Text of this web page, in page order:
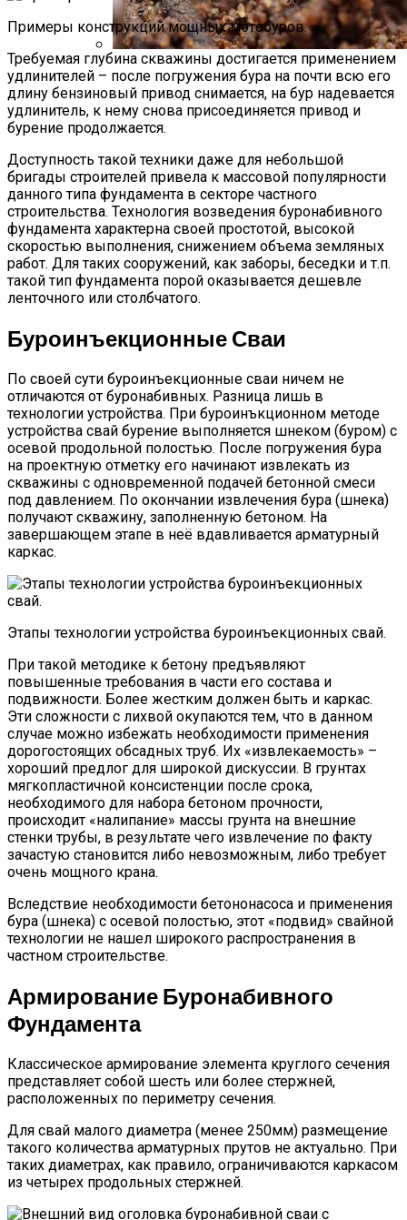
Стратификация Семян
Примеры конструкций мощных мотобуров.
Требуемая глубина скважины достигается применением
удлинителей – после погружения бура на почти всю его
длину бензиновый привод снимается, на бур надевается
удлинитель, к нему снова присоединяется привод и
бурение продолжается.
Доступность такой техники даже для небольшой
бригады строителей привела к массовой популярности
данного типа фундамента в секторе частного
строительства. Технология возведения буронабивного
фундамента характерна своей простотой, высокой
скоростью выполнения, снижением объема земляных
работ. Для таких сооружений, как заборы, беседки и т.п.
такой тип фундамента порой оказывается дешевле
ленточного или столбчатого.
Буроинъекционные Сваи
По своей сути буроинъекционные сваи ничем не
отличаются от буронабивных. Разница лишь в
технологии устройства. При буроинъкционном методе
устройства свай бурение выполняется шнеком (буром) с
осевой продольной полостью. После погружения бура
на проектную отметку его начинают извлекать из
скважины с одновременной подачей бетонной смеси
под давлением. По окончании извлечения бура (шнека)
получают скважину, заполненную бетоном. На
завершающем этапе в неё вдавливается арматурный
каркас.
Этапы технологии устройства буроинъекционных свай.
При такой методике к бетону предъявляют
повышенные требования в части его состава и
подвижности. Более жестким должен быть и каркас.
Эти сложности с лихвой окупаются тем, что в данном
случае можно избежать необходимости применения
дорогостоящих обсадных труб. Их «извлекаемость» –
хороший предлог для широкой дискуссии. В грунтах
мягкопластичной консистенции после срока,
необходимого для набора бетоном прочности,
происходит «налипание» массы грунта на внешние
стенки трубы, в результате чего извлечение по факту
зачастую становится либо невозможным, либо требует
очень мощного крана.
Вследствие необходимости бетононасоса и применения
бура (шнека) с осевой полостью, этот «подвид» свайной
технологии не нашел широкого распространения в
частном строительстве.
Армирование Буронабивного
Фундамента
Классическое армирование элемента круглого сечения
представляет собой шесть или более стержней,
расположенных по периметру сечения.
Для свай малого диаметра (менее 250мм) размещение
такого количества арматурных прутов не актуально. При
таких диаметрах, как правило, ограничиваются каркасом
из четырех продольных стержней.